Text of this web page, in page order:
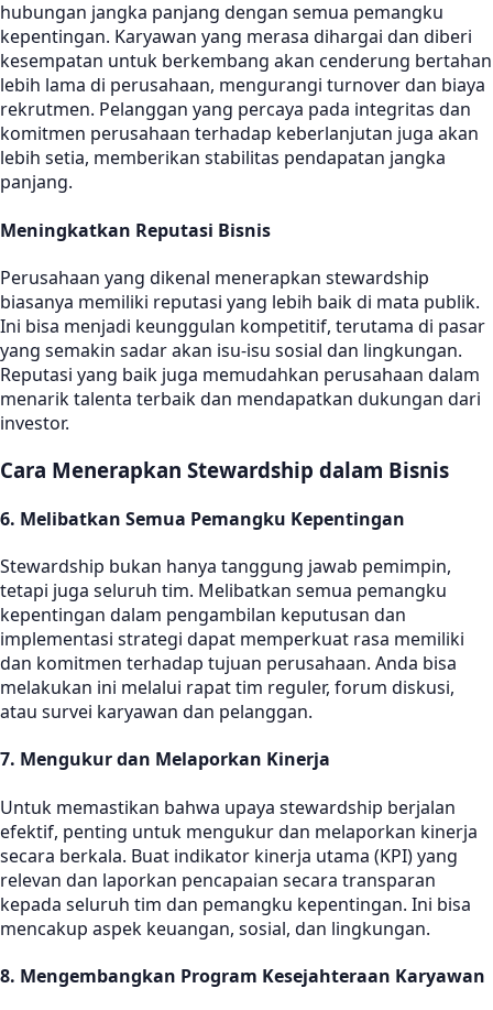
hubungan jangka panjang dengan semua pemangku
kepentingan. Karyawan yang merasa dihargai dan diberi
kesempatan untuk berkembang akan cenderung bertahan
lebih lama di perusahaan, mengurangi turnover dan biaya
rekrutmen. Pelanggan yang percaya pada integritas dan
komitmen perusahaan terhadap keberlanjutan juga akan
lebih setia, memberikan stabilitas pendapatan jangka
panjang.
Meningkatkan Reputasi Bisnis
Perusahaan yang dikenal menerapkan stewardship
biasanya memiliki reputasi yang lebih baik di mata publik.
Ini bisa menjadi keunggulan kompetitif, terutama di pasar
yang semakin sadar akan isu-isu sosial dan lingkungan.
Reputasi yang baik juga memudahkan perusahaan dalam
menarik talenta terbaik dan mendapatkan dukungan dari
investor.
Cara Menerapkan Stewardship dalam Bisnis
6. Melibatkan Semua Pemangku Kepentingan
Stewardship bukan hanya tanggung jawab pemimpin,
tetapi juga seluruh tim. Melibatkan semua pemangku
kepentingan dalam pengambilan keputusan dan
implementasi strategi dapat memperkuat rasa memiliki
dan komitmen terhadap tujuan perusahaan. Anda bisa
melakukan ini melalui rapat tim reguler, forum diskusi,
atau survei karyawan dan pelanggan.
7. Mengukur dan Melaporkan Kinerja
Untuk memastikan bahwa upaya stewardship berjalan
efektif, penting untuk mengukur dan melaporkan kinerja
secara berkala. Buat indikator kinerja utama (KPI) yang
relevan dan laporkan pencapaian secara transparan
kepada seluruh tim dan pemangku kepentingan. Ini bisa
mencakup aspek keuangan, sosial, dan lingkungan.
8. Mengembangkan Program Kesejahteraan Karyawan